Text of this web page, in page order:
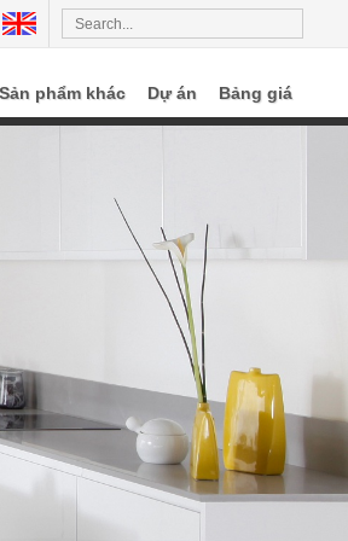
Sản phẩm khác Dự án Bảng giá